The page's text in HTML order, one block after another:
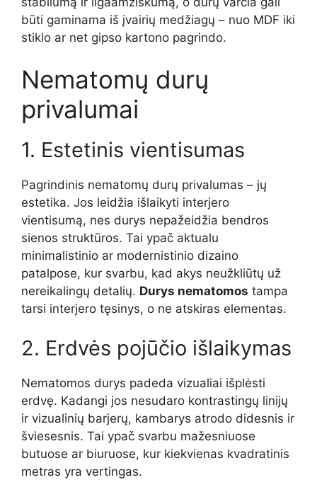
būti gaminama iš įvairių medžiagų – nuo MDF iki
stiklo ar net gipso kartono pagrindo.
Nematomų durų
privalumai
1. Estetinis vientisumas
Pagrindinis nematomų durų privalumas – jų
estetika. Jos leidžia išlaikyti interjero
vientisumą, nes durys nepažeidžia bendros
sienos struktūros. Tai ypač aktualu
minimalistinio ar modernistinio dizaino
patalpose, kur svarbu, kad akys neužkliūtų už
nereikalingų detalių. Durys nematomos tampa
tarsi interjero tęsinys, o ne atskiras elementas.
2. Erdvės pojūčio išlaikymas
Nematomos durys padeda vizualiai išplėsti
erdvę. Kadangi jos nesudaro kontrastingų linijų
ir vizualinių barjerų, kambarys atrodo didesnis ir
šviesesnis. Tai ypač svarbu mažesniuose
butuose ar biuruose, kur kiekvienas kvadratinis
metras yra vertingas.